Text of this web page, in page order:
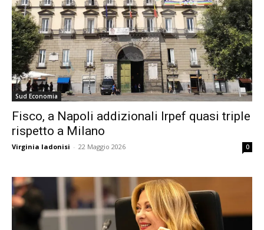
Sud Economia
Fisco, a Napoli addizionali Irpef quasi triple
rispetto a Milano
Virginia Iadonisi - 22 Maggio 2026 0